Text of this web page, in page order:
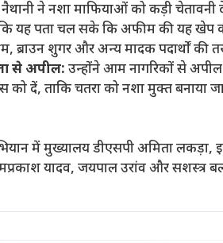
ने नशा माफियाओं को कड़ी चेतावनी
यह पता चल सके कि अफीम की यह खेप
ब्राउन शुगर और अन्य मादक पदार्थों की
से अपील: उन्होंने आम नागरिकों से
को दें, ताकि चतरा को नशा मुक्त बनाया
में मुख्यालय डीएसपी अमिता लकड़ा,
यादव, जयपाल उरांव और सशस्त्र